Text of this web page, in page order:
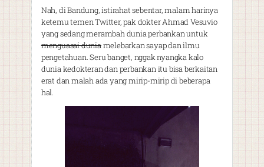
Nah, di Bandung, istirahat sebentar, malam harinya
ketemu temen Twitter, pak dokter Ahmad Vesuvio
yang sedang merambah dunia perbankan untuk
menguasai duniamelebarkan sayap dan ilmu
pengetahuan. Seru banget, nggak nyangka kalo
dunia kedokteran dan perbankan itu bisa berkaitan
erat dan malah ada yang mirip-mirip di beberapa
hal.